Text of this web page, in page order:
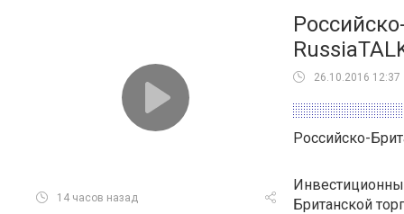
14 часов назад
26.10.2016 12:37
Российско-
Британской